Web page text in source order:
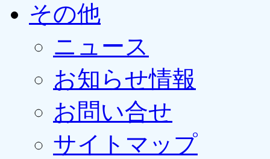
その他
ニュース
お知らせ情報
お問い合せ
サイトマップ